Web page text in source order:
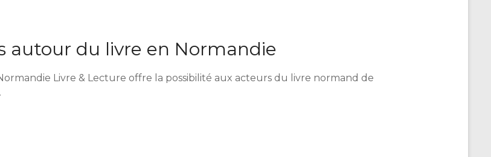
autour du livre en Normandie
Livre & Lecture offre la possibilité aux acteurs du livre normand de